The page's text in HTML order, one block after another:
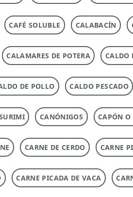
CAFÉ SOLUBLE CALABACÍN
CALAMARES DE POTERA CALDO
DE POLLO CALDO PESCADO
CANÓNIGOS CAPÓN O
CARNE DE CERDO CARNE
CARNE PICADA DE VACA